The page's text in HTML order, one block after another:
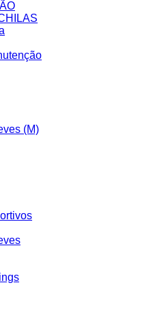
(M)